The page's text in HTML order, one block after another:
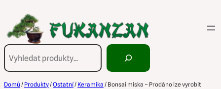
obsah
Hledání
Domů / Produkty/Ostatní/ Keramika / Bonsai miska – Prodáno lze vyrobit